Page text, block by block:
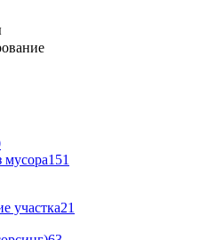
мусора151
участка21